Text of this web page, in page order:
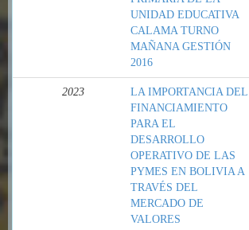
UNIDAD EDUCATIVA
CALAMA TURNO
MAÑANA GESTIÓN
2016
2023
LA IMPORTANCIA DEL
FINANCIAMIENTO
PARA EL
DESARROLLO
OPERATIVO DE LAS
PYMES EN BOLIVIA A
TRAVÉS DEL
MERCADO DE
VALORES